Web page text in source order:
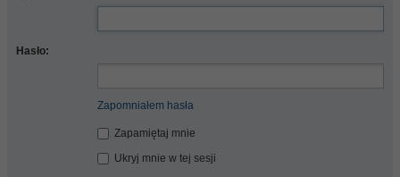
Hasło:
Zapomniałem hasła
Zapamiętaj mnie
Ukryj mnie w tej sesji